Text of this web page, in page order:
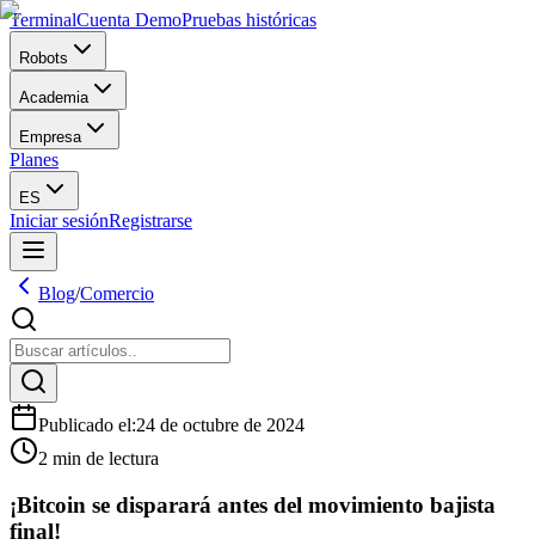
TerminalCuenta DemoPruebas históricas
Robots
Academia
Empresa
Planes
ES
Iniciar sesiónRegistrarse
Blog/Comercio
Publicado el:24 de octubre de 2024
2 min de lectura
¡Bitcoin se disparará antes del movimiento bajista
final!